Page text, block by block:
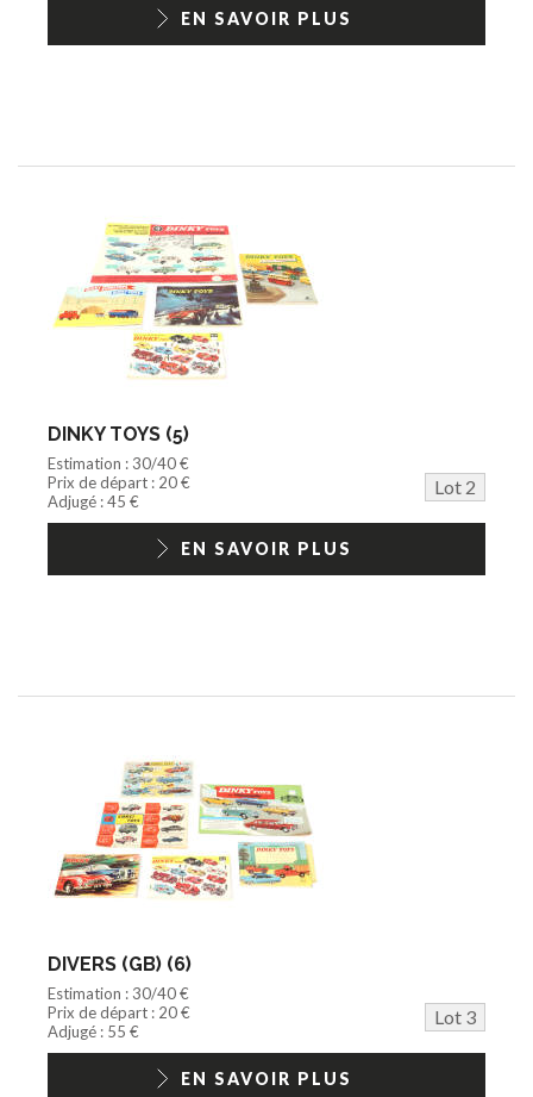
1/18ème moderneEN SAVOIR PLUS
DINKY TOYS (5)
Estimation : 30/40 €
Prix de départ : 20 €
Lot 2
Adjugé : 45 €
EN SAVOIR PLUS
DIVERS (GB) (6)
Estimation : 30/40 €
Prix de départ : 20 €
Lot 3
Adjugé : 55 €
EN SAVOIR PLUS